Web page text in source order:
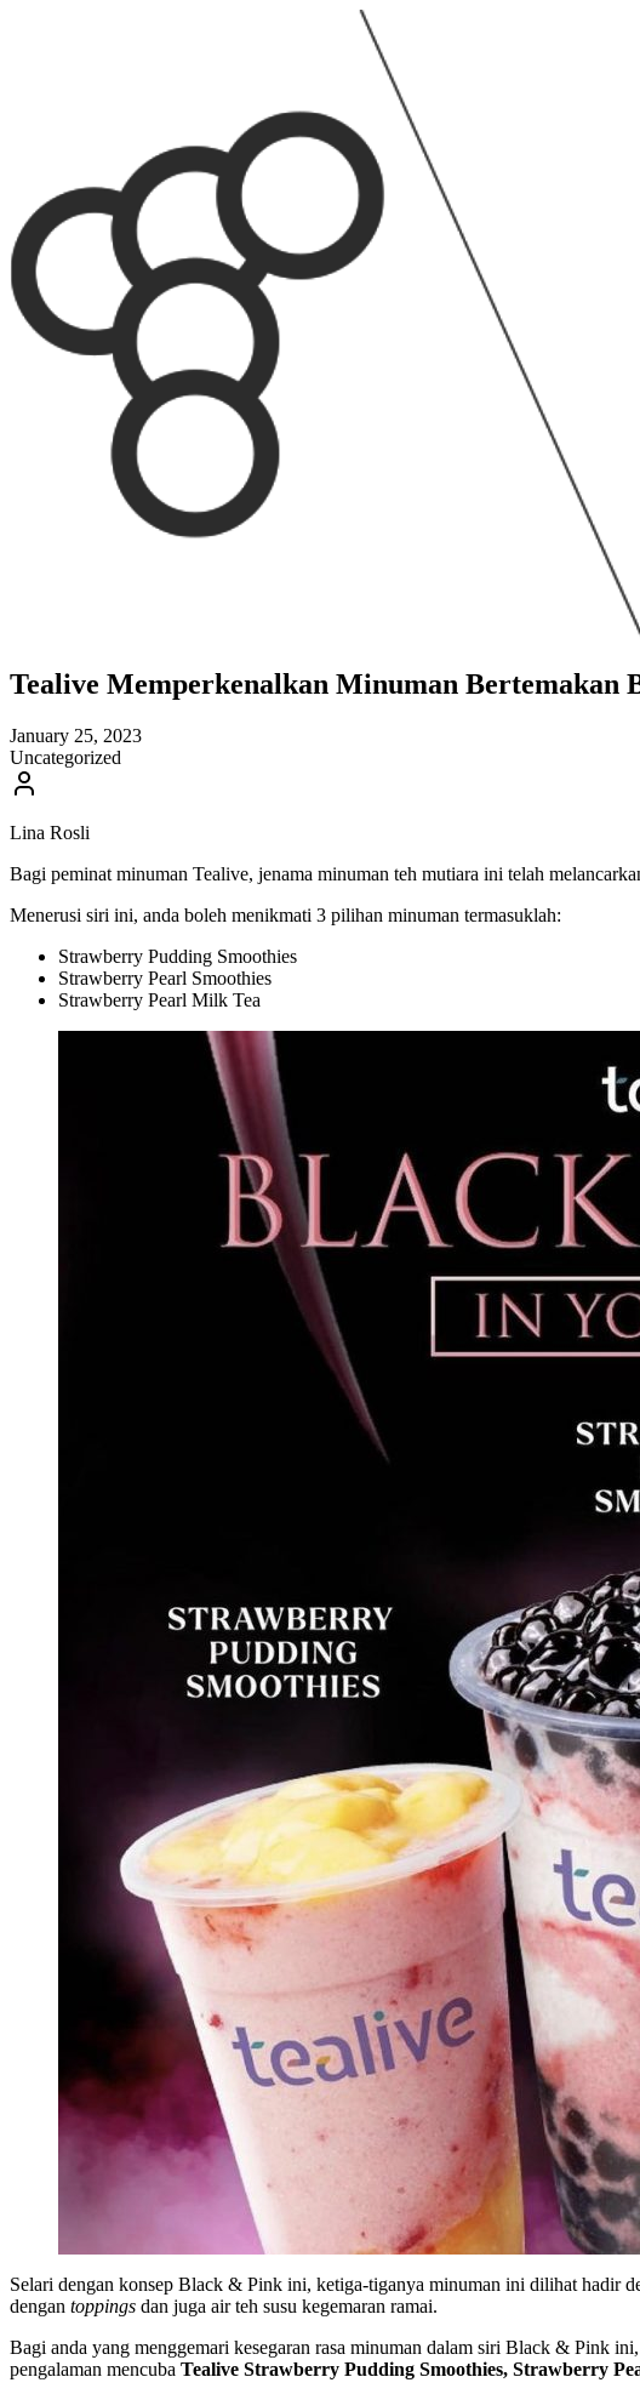
Tealive Memperkenalkan Minuman Bertemakan
January 25, 2023
Uncategorized
Lina Rosli
Bagi peminat minuman Tealive, jenama minuman teh mutiara ini telah
Menerusi siri ini, anda boleh menikmati 3 pilihan minuman termasuklah:
Strawberry Pudding Smoothies
Strawberry Pearl Smoothies
Strawberry Pearl Milk Tea
Selari dengan konsep Black & Pink ini, ketiga-tiganya minuman ini dilihat hadir
dengan toppings dan juga air teh susu kegemaran ramai.
Bagi anda yang menggemari kesegaran rasa minuman dalam siri Black & Pink
pengalaman mencuba Tealive Strawberry Pudding Smoothies, Strawberry